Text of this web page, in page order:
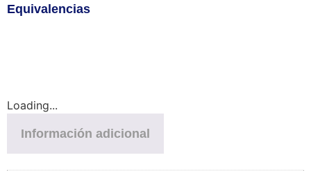
Equivalencias
Loading...
Información adicional